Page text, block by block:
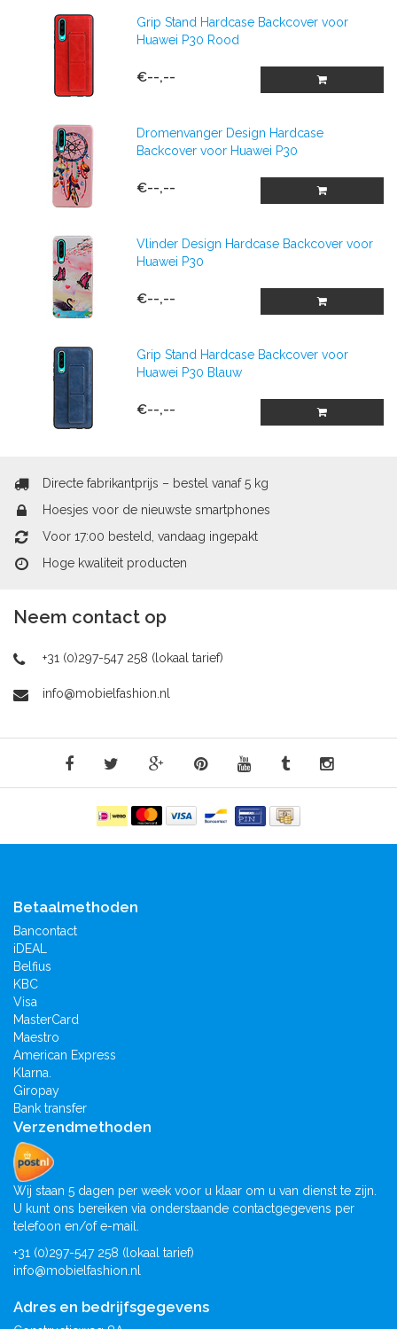
Grip Stand Hardcase Backcover voor
Huawei P30 Rood
€--,--
Dromenvanger Design Hardcase
Backcover voor Huawei P30
€--,--
Vlinder Design Hardcase Backcover voor
Huawei P30
€--,--
Grip Stand Hardcase Backcover voor
Huawei P30 Blauw
€--,--
Directe fabrikantprijs – bestel vanaf 5 kg
Hoesjes voor de nieuwste smartphones
Voor 17:00 besteld, vandaag ingepakt
Hoge kwaliteit producten
Neem contact op
+31 (0)297-547 258 (lokaal tarief)
info@mobielfashion.nl
Betaalmethoden
Bancontact
iDEAL
Belfius
KBC
Visa
MasterCard
Maestro
American Express
Klarna.
Giropay
Bank transfer
Verzendmethoden
Wij staan 5 dagen per week voor u klaar om u van dienst te zijn.
U kunt ons bereiken via onderstaande contactgegevens per
telefoon en/of e-mail.
+31 (0)297-547 258 (lokaal tarief)
info@mobielfashion.nl
Adres en bedrijfsgegevens